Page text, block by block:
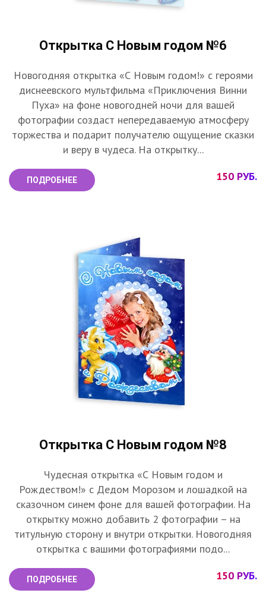
Открытка С Новым годом №6
Новогодняя открытка «С Новым годом!» с героями
диснеевского мультфильма «Приключения Винни
Пуха» на фоне новогодней ночи для вашей
фотографии создаст непередаваемую атмосферу
торжества и подарит получателю ощущение сказки
и веру в чудеса. На открытку...
ПОДРОБНЕЕ 150 РУБ.
Открытка С Новым годом №8
Чудесная открытка «С Новым годом и
Рождеством!» с Дедом Морозом и лошадкой на
сказочном синем фоне для вашей фотографии. На
открытку можно добавить 2 фотографии – на
титульную сторону и внутри открытки. Новогодняя
открытка с вашими фотографиями подо...
ПОДРОБНЕЕ 150 РУБ.